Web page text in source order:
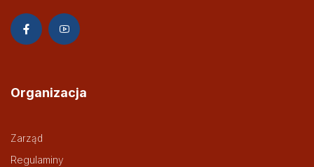
Organizacja
Zarząd
Regulaminy